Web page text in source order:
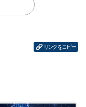
リンクをコピー